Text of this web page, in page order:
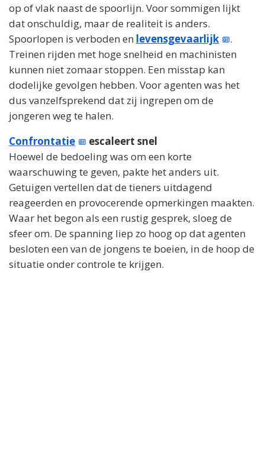
op of vlak naast de spoorlijn. Voor sommigen lijkt
dat onschuldig, maar de realiteit is anders.
Spoorlopen is verboden en levensgevaarlijk
.
Treinen rijden met hoge snelheid en machinisten
kunnen niet zomaar stoppen. Een misstap kan
dodelijke gevolgen hebben. Voor agenten was het
dus vanzelfsprekend dat zij ingrepen om de
jongeren weg te halen.
Confrontatie
escaleert snel
Hoewel de bedoeling was om een korte
waarschuwing te geven, pakte het anders uit.
Getuigen vertellen dat de tieners uitdagend
reageerden en provocerende opmerkingen maakten.
Waar het begon als een rustig gesprek, sloeg de
sfeer om. De spanning liep zo hoog op dat agenten
besloten een van de jongens te boeien, in de hoop de
situatie onder controle te krijgen.